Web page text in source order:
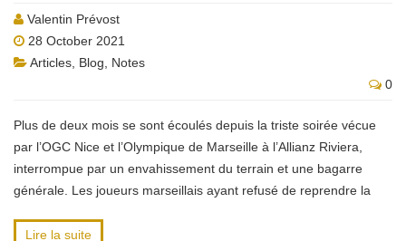
Valentin Prévost
28 October 2021
Articles Blog
Notes
0
Plus de deux mois se sont écoulés depuis la triste soirée vécue
par l’OGC Nice et l’Olympique de Marseille à l’Allianz Riviera,
interrompue par un envahissement du terrain et une bagarre
générale. Les joueurs marseillais ayant refusé de reprendre la
Lire la suite